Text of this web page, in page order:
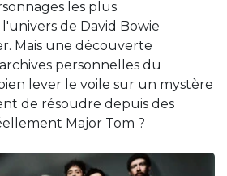
les plus
de David Bowie
Mais une découverte
personnelles du
lever le voile sur un mystère
de résoudre depuis des
Major Tom ?